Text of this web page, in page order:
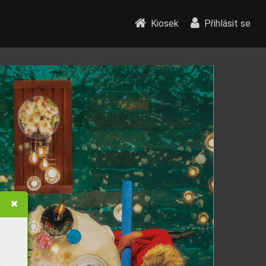
Kiosek Přihlásit se